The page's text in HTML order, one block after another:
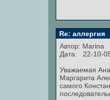
Re: аллергия
Автор: Marina
Дата: 22-10-
Уважаемая
Маргарита
самого